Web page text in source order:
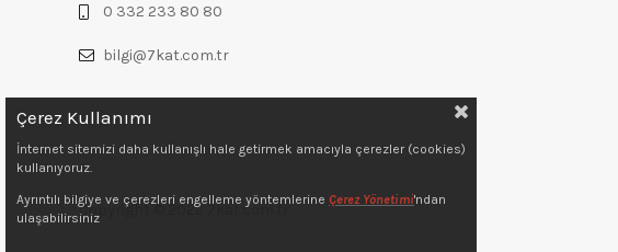
0 332 233 80 80
bilgi@7kat.com.tr
Copyright © 2022 7kat.com.tr
Çerez Kullanımı
İnternet sitemizi daha kullanışlı hale getirmek amacıyla çerezler (cookies)
kullanıyoruz.
Ayrıntılı bilgiye ve çerezleri engelleme yöntemlerine Çerez Yönetimi'ndan
ulaşabilirsiniz